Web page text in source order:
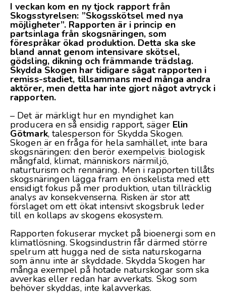
I veckan kom en ny tjock rapport från
Skogsstyrelsen: ”Skogsskötsel med nya
möjligheter”. Rapporten är i princip en
partsinlaga från skogsnäringen, som
förespråkar ökad produktion. Detta ska ske
bland annat genom intensivare skötsel,
gödsling, dikning och främmande trädslag.
Skydda Skogen har tidigare sågat rapporten i
remiss-stadiet, tillsammans med många andra
aktörer, men detta har inte gjort något avtryck i
rapporten.
– Det är märkligt hur en myndighet kan
producera en så ensidig rapport, säger Elin
Götmark, talesperson för Skydda Skogen.
Skogen är en fråga för hela samhället, inte bara
skogsnäringen: den berör exempelvis biologisk
mångfald, klimat, människors närmiljö,
naturturism och rennäring. Men i rapporten tillåts
skogsnäringen lägga fram en önskelista med ett
ensidigt fokus på mer produktion, utan tillräcklig
analys av konsekvenserna. Risken är stor att
förslaget om ett ökat intensivt skogsbruk leder
till en kollaps av skogens ekosystem.
Rapporten fokuserar mycket på bioenergi som en
klimatlösning. Skogsindustrin får därmed större
spelrum att hugga ned de sista naturskogarna
som ännu inte är skyddade. Skydda Skogen har
många exempel på hotade naturskogar som ska
avverkas eller redan har avverkats. Skog som
behöver skyddas, inte kalavverkas.